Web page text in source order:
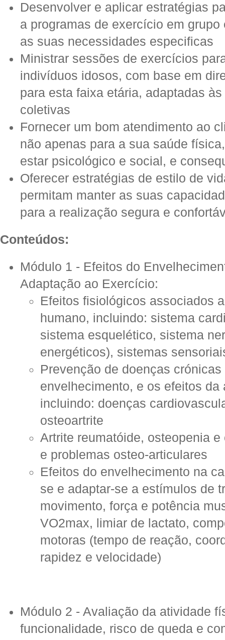
Desenvolver e aplicar estratégias
a programas de exercício em
as suas necessidades especificas
Ministrar sessões de exercícios
indivíduos idosos, com base em
para esta faixa etária, adaptadas
coletivas
Fornecer um bom atendimento ao
não apenas para a sua saúde
estar psicológico e social, e
Oferecer estratégias de estilo de
permitam manter as suas
para a realização segura e
Conteúdos:
Módulo 1 - Efeitos do
Adaptação ao Exercício:
Efeitos fisiológicos associados
humano, incluindo: sistema
sistema esquelético, sistema
energéticos), sistemas
Prevenção de doenças
envelhecimento, e os efeitos
incluindo: doenças
osteoartrite
Artrite reumatóide, osteopenia
e problemas osteo-articulares
Efeitos do envelhecimento na
se e adaptar-se a estímulos de
movimento, força e potência
VO2max, limiar de lactato,
motoras (tempo de reação,
rapidez e velocidade)
Módulo 2 - Avaliação da atividade
funcionalidade, risco de queda e